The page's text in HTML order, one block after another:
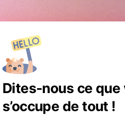
Dites-nous ce que
s’occupe de tout !